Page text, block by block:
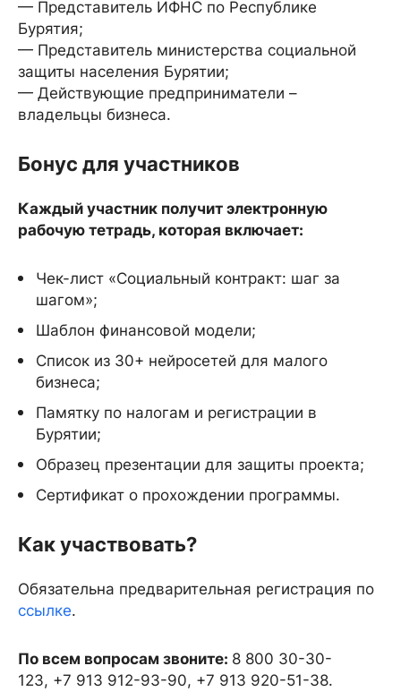
— Представитель ИФНС по Республике
Бурятия;
— Представитель министерства социальной
защиты населения Бурятии;
— Действующие предприниматели –
владельцы бизнеса.
Бонус для участников
Каждый участник получит электронную
рабочую тетрадь, которая включает:
Чек-лист «Социальный контракт: шаг за
шагом»;
Шаблон финансовой модели;
Список из 30+ нейросетей для малого
бизнеса;
Памятку по налогам и регистрации в
Бурятии;
Образец презентации для защиты проекта;
Сертификат о прохождении программы.
Как участвовать?
Обязательна предварительная регистрация по
ссылке.
По всем вопросам звоните: 8 800 30-30-
123, +7 913 912-93-90, +7 913 920-51-38.